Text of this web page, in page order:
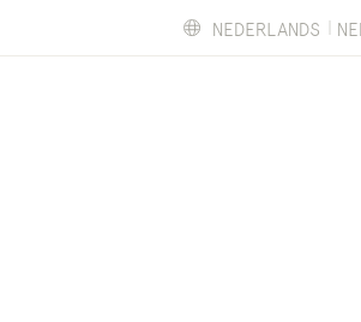
NEDERLANDS